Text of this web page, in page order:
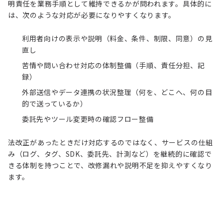
明責任を業務手順として維持できるかが問われます。具体的に
は、次のような対応が必要になりやすくなります。
利用者向けの表示や説明（料金、条件、制限、同意）の見
直し
苦情や問い合わせ対応の体制整備（手順、責任分担、記
録）
外部送信やデータ連携の状況整理（何を、どこへ、何の目
的で送っているか）
委託先やツール変更時の確認フロー整備
法改正があったときだけ対応するのではなく、サービスの仕組
み（ログ、タグ、SDK、委託先、計測など）を継続的に確認で
きる体制を持つことで、改修漏れや説明不足を抑えやすくなり
ます。